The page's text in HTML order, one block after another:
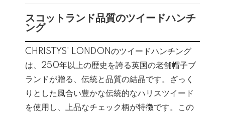
スコットランド品質のツイードハンチ
ング
CHRISTYS' LONDONのツイードハンチング
は、250年以上の歴史を誇る英国の老舗帽子ブ
ランドが贈る、伝統と品質の結晶です。ざっく
りとした風合い豊かな伝統的なハリスツイード
を使用し、上品なチェック柄が特徴です。この